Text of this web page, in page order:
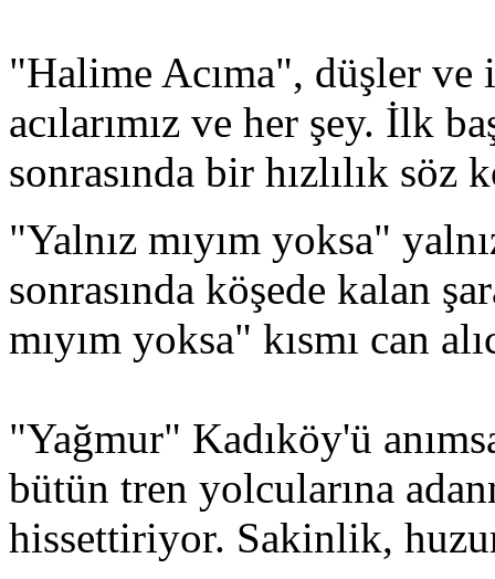
"Halime Acıma", düşler ve
acılarımız ve her şey. İlk
sonrasında bir hızlılık söz
"Yalnız mıyım yoksa"
sonrasında köşede kalan
mıyım yoksa" kısmı can
"Yağmur" Kadıköy'ü
bütün tren yolcularına
hissettiriyor. Sakinlik,